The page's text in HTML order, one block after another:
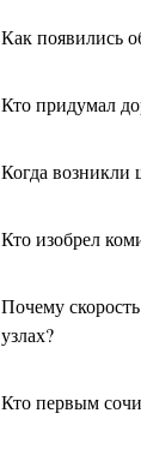
Как появились
Кто придумал
Когда возникли
Кто изобрел
Почему
узлах?
Кто первым